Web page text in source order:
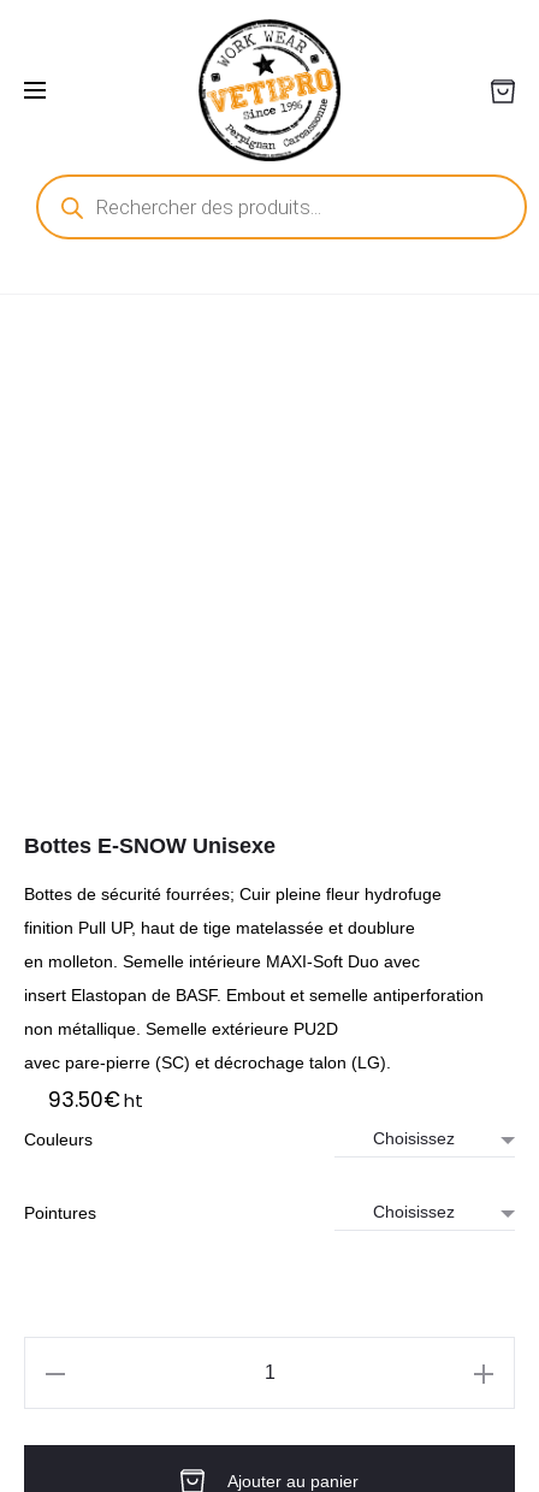
Recherche
de
produits
Bottes E-SNOW Unisexe
Bottes de sécurité fourrées; Cuir pleine fleur hydrofuge
finition Pull UP, haut de tige matelassée et doublure
en molleton. Semelle intérieure MAXI-Soft Duo avec
insert Elastopan de BASF. Embout et semelle antiperforation
non métallique. Semelle extérieure PU2D
avec pare-pierre (SC) et décrochage talon (LG).
93.50€ht
Couleurs
Pointures
Ajouter au panier